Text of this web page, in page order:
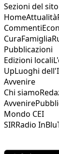
Sezioni del sito
HomeAttualità
Commenti
CuraFamiglia
Pubblicazioni
Edizioni locali
UpLuoghi
Avvenire
Chi siamo
Avvenire
Mondo CEI
SIRRadio InBlu